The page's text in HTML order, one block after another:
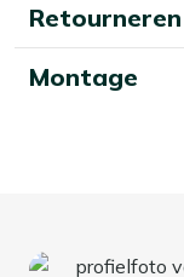
Montage